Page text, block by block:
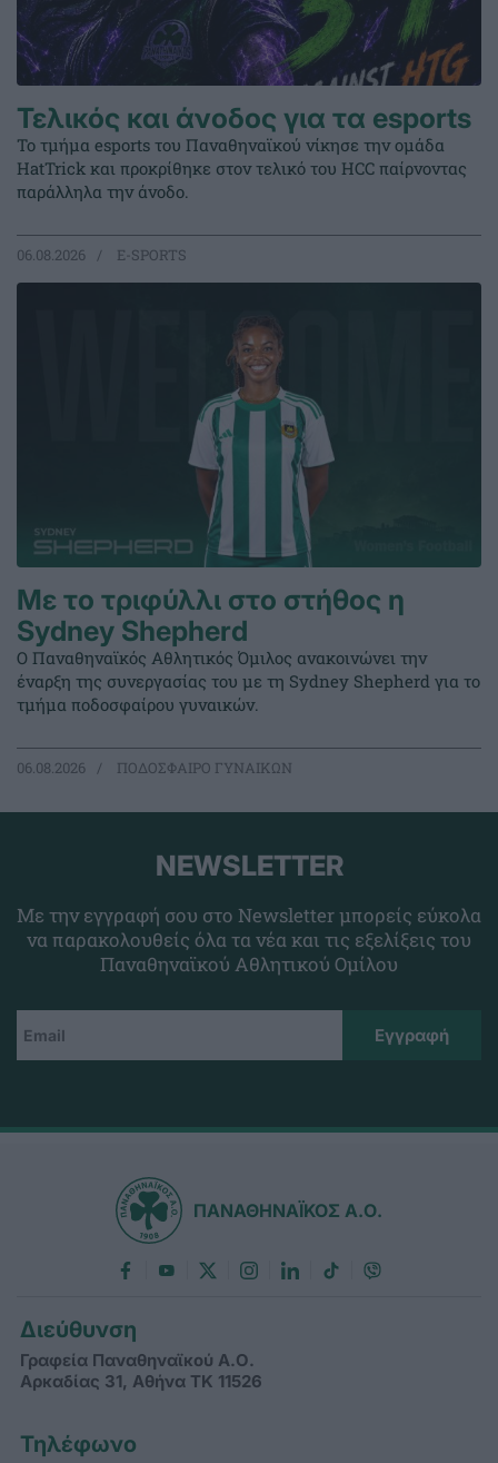
Τελικός και άνοδος για τα esports
Το τμήμα esports του Παναθηναϊκού νίκησε την ομάδα
HatTrick και προκρίθηκε στον τελικό του HCC παίρνοντας
παράλληλα την άνοδο.
06.08.2026 E-SPORTS
Με το τριφύλλι στο στήθος η
Sydney Shepherd
Ο Παναθηναϊκός Αθλητικός Όμιλος ανακοινώνει την
έναρξη της συνεργασίας του με τη Sydney Shepherd για το
τμήμα ποδοσφαίρου γυναικών.
06.08.2026 ΠΟΔΟΣΦΑΙΡΟ ΓΥΝΑΙΚΩΝ
NEWSLETTER
Με την εγγραφή σου στο Newsletter μπορείς εύκολα
να παρακολουθείς όλα τα νέα και τις εξελίξεις του
Παναθηναϊκού Αθλητικού Ομίλου
ΠΑΝΑΘΗΝΑΪΚΟΣ Α.Ο.
Διεύθυνση
Γραφεία Παναθηναϊκού Α.Ο.
Αρκαδίας 31, Αθήνα ΤΚ 11526
Τηλέφωνο